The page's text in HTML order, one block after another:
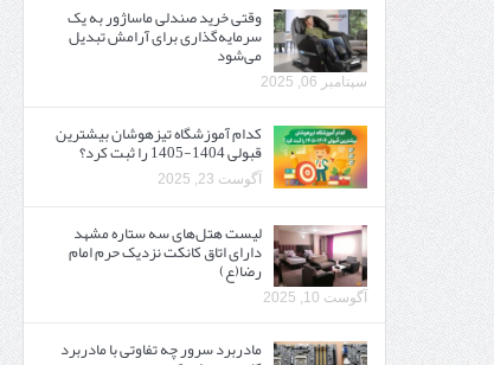
وقتی خرید صندلی ماساژور به یک
سرمایه‌گذاری برای آرامش تبدیل
می‌شود
سپتامبر 06, 2025
کدام آموزشگاه تیزهوشان بیشترین
قبولی 1404-1405 را ثبت کرد؟
آگوست 23, 2025
لیست هتل‌های سه ستاره مشهد
دارای اتاق کانکت نزدیک حرم امام
رضا(ع)
آگوست 10, 2025
مادربرد سرور چه تفاوتی با مادربرد